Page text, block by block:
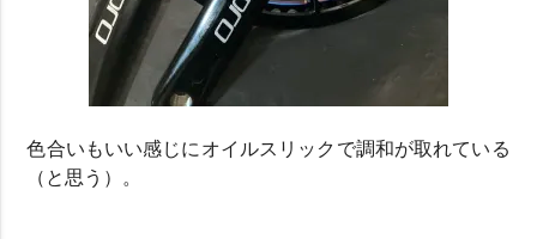
色合いもいい感じにオイルスリックで調和が取れている
（と思う）。